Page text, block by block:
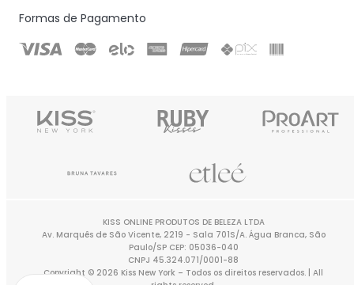
Formas de Pagamento
KISS ONLINE PRODUTOS DE BELEZA LTDA
Av. Marquês de São Vicente, 2219 - Sala 701S/A. Água Branca, São
Paulo/SP CEP: 05036-040
CNPJ 45.324.071/0001-88
Copyright © 2026 Kiss New York – Todos os direitos reservados. | All